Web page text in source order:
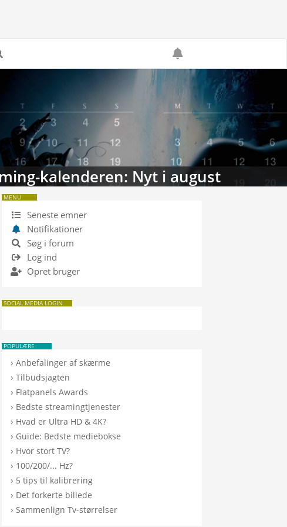
kalenderen: Nyt i august
MENU
Seneste emner
Notifikationer
Søg i forum
Log ind
Opret bruger
SOCIAL MEDIA LOGIN
POPULÆRE
›Anbefalinger af skærme
›Tilbudsjagten
› Flatpanels Awards
› Bedste streamingtjenester
› Hvad er Ultra HD & 4K?
› Guide: Bedste mediebokse
› Hvor stort TV?
› 100/200/... Hz?
› 5 tips til kalibrering
› Det forkerte billede
›Sammenlign Tv-størrelser